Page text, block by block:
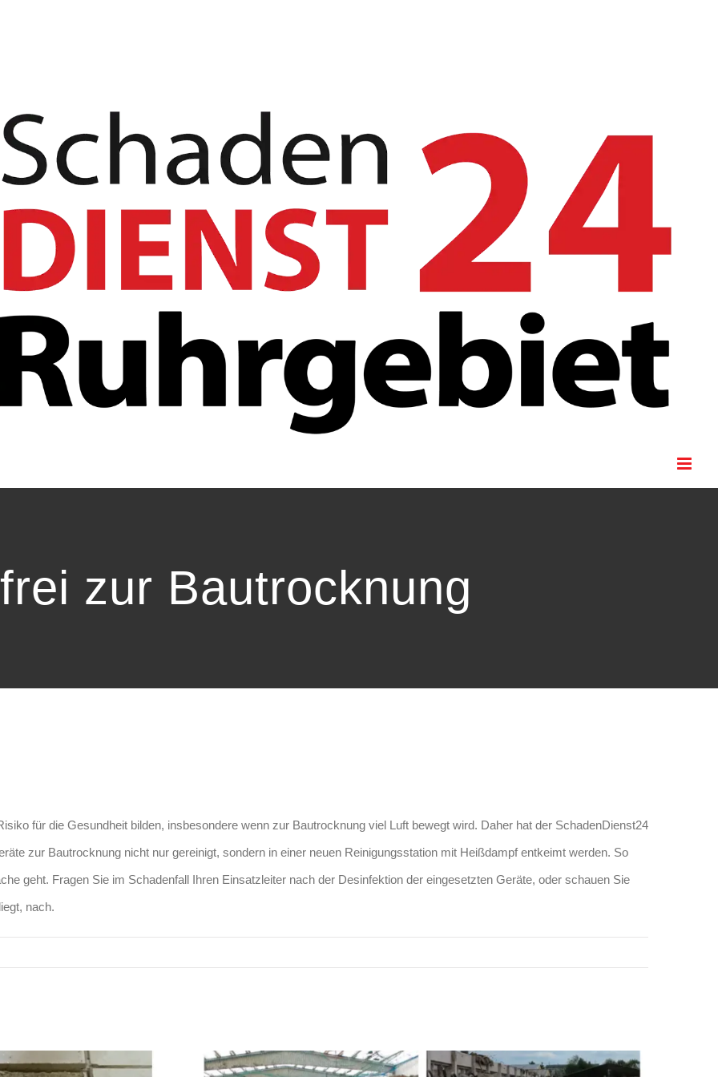
zur Bautrocknung
für die Gesundheit bilden, insbesondere wenn zur Bautrocknung viel Luft bewegt wird. Daher hat der SchadenDienst24
zur Bautrocknung nicht nur gereinigt, sondern in einer neuen Reinigungsstation mit Heißdampf entkeimt werden. So
geht. Fragen Sie im Schadenfall Ihren Einsatzleiter nach der Desinfektion der eingesetzten Geräte, oder schauen Sie
nach.